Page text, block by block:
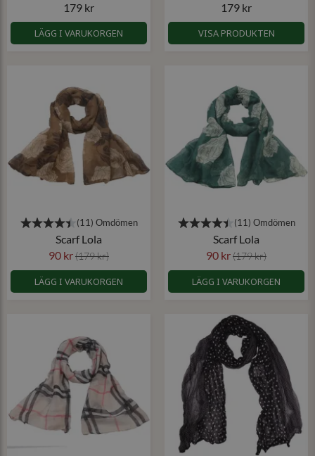
179 kr
LÄGG I VARUKORGEN
179 kr
VISA PRODUKTEN
Scarf Lola
90 kr(179 kr)
LÄGG I VARUKORGEN
Scarf Lola
90 kr(179 kr)
LÄGG I VARUKORGEN